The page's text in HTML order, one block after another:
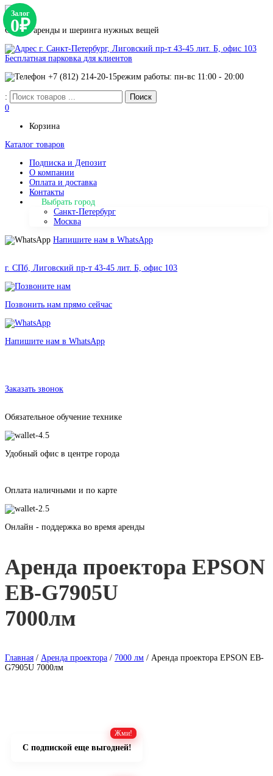
Сервис аренды и шеринга нужных вещей
г. Санкт-Петербург, Лиговский пр-т 43-45 лит. Б, офис 103
Бесплатная парковка для клиентов
+7 (812) 214-20-15режим работы: пн-вс 11:00 - 20:00
:
0
Корзина
Каталог товаров
Подписка и Депозит
О компании
Оплата и доставка
Контакты
Выбрать город
Санкт-Петербург
Москва
Напишите нам в WhatsApp
г. СПб, Лиговский пр-т 43-45 лит. Б, офис 103
Позвонить нам прямо сейчас
Напишите нам в WhatsApp
Заказать звонок
Обязательное обучение технике
Удобный офис в центре города
Оплата наличными и по карте
Онлайн - поддержка во время аренды
Аренда проектора EPSON
EB-G7905U
7000лм
Главная / Аренда проектора / 7000 лм / Аренда проектора EPSON EB-
G7905U 7000лм
Залог
0₽
С подпиской еще выгодней!